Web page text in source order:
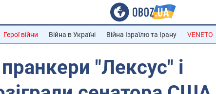
Герої війни Війна в Україні Війна Ізраїлю та Ірану VENETO
пранкери "Лексус" і